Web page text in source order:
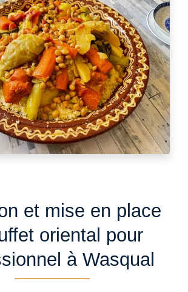
et mise en place
oriental pour
à Wasqual